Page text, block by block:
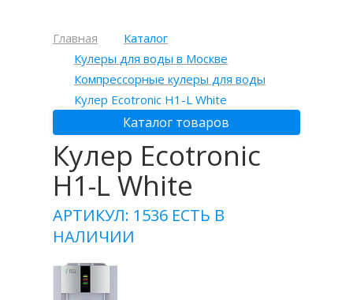
Главная
Каталог
Кулеры для воды в Москве
Компрессорные кулеры для воды
Кулер Ecotronic H1-L White
Каталог товаров
Кулер Ecotronic
H1-L White
АРТИКУЛ: 1536 ЕСТЬ В
НАЛИЧИИ